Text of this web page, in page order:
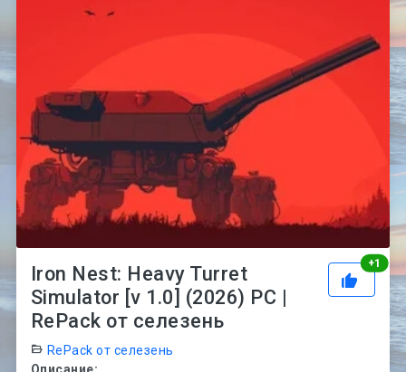
+1
Iron Nest: Heavy Turret
Simulator [v 1.0] (2026) PC |
RePack от селезень
RePack от селезень
Описание: